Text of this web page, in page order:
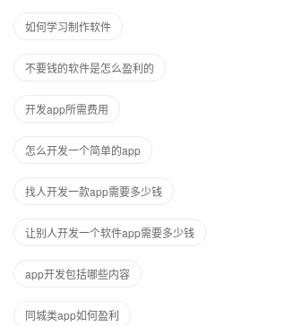
如何学习制作软件
不要钱的软件是怎么盈利的
开发app所需费用
怎么开发一个简单的app
找人开发一款app需要多少钱
让别人开发一个软件app需要多少钱
app开发包括哪些内容
同城类app如何盈利